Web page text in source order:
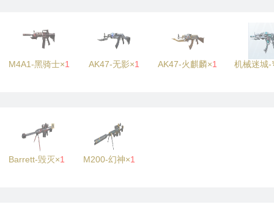
M4A1-黑骑士×1 AK47-无影×1 AK47-火麒麟×1 机械迷城-
Barrett-毁灭×1 M200-幻神×1